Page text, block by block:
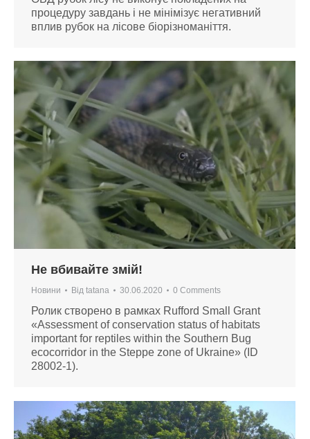
процедуру завдань і не мінімізує негативний
вплив рубок на лісове біорізноманіття.
Не вбивайте змій!
Новини Від tatana 30.06.2020 0 Comments
Ролик створено в рамках Rufford Small Grant
«Assessment of conservation status of habitats
important for reptiles within the Southern Bug
ecocorridor in the Steppe zone of Ukraine» (ID
28002-1).